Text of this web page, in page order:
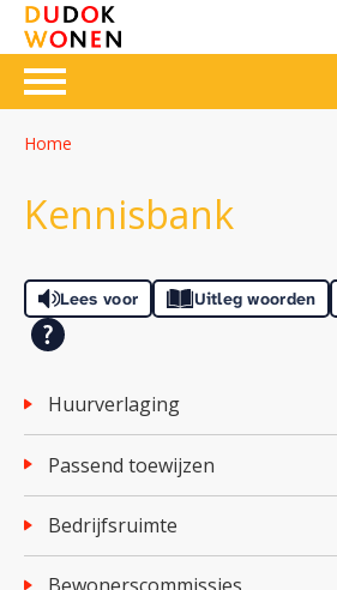
Naar de homepage
Ga naar Hoofd
Home
Kennisbank
Lees voor Uitleg woorden
huurverlaging
passend toewijzen
bedrijfsruimte